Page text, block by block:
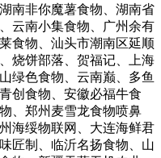
南非你魔薯食物、湖南省
云南小集食物、广州余有
食物、汕头市潮南区延顺
烧饼部落、贺福记、上海
绿色食物、云南巅、多鱼
创食物、安徽必福牛食
、郑州麦雪龙食物喷鼻
海绥物联网、大连海鲜君
匠制、临沂名扬食物、山